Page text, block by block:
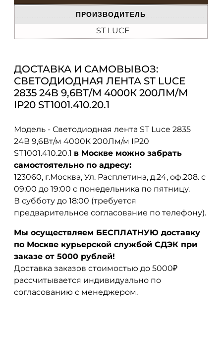
ПРОИЗВОДИТЕЛЬ
ST LUCE
ДОСТАВКА И САМОВЫВОЗ:
СВЕТОДИОДНАЯ ЛЕНТА ST LUCE
2835 24В 9,6ВТ/М 4000К 200ЛМ/М
IP20 ST1001.410.20.1
Модель - Светодиодная лента ST Luce 2835
24В 9,6Вт/м 4000К 200Лм/м IP20
ST1001.410.20.1 в Москве можно забрать
самостоятельно по адресу:
123060, г.Москва, Ул. Расплетина, д.24, оф.208. с
09:00 до 19:00 с понедельника по пятницу.
В субботу до 18:00 (требуется
предварительное согласование по телефону).
Мы осуществляем БЕСПЛАТНУЮ доставку
по Москве курьерской службой СДЭК при
заказе от 5000 рублей!
Доставка заказов стоимостью до 5000₽
рассчитывается индивидуально по
согласованию с менеджером.